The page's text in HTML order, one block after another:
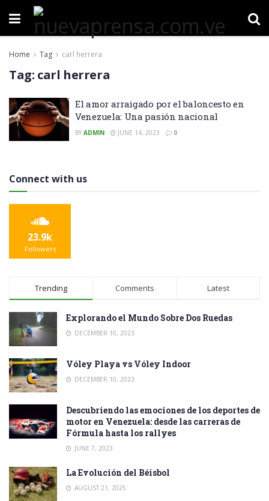
Home Tag carl herrera
Tag: carl herrera
El amor arraigado por el baloncesto en
Venezuela: Una pasión nacional
BY ADMIN JUNE 14, 2023 0
Connect with us
23.9k
Followers
Trending Comments Latest
Explorando el Mundo Sobre Dos Ruedas
DECEMBER 10, 2023
Vóley Playa vs Vóley Indoor
DECEMBER 10, 2023
Descubriendo las emociones de los deportes de
motor en Venezuela: desde las carreras de
Fórmula hasta los rallyes
JUNE 7, 2023
La Evolución del Béisbol
AUGUST 21, 2025